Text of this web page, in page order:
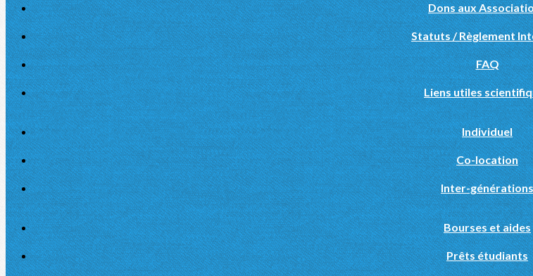
Dons aux
Statuts / Règlement
FAQ
Liens utiles
Individuel
Co-location
Inter-générations
Bourses et aides
Prêts étudiants